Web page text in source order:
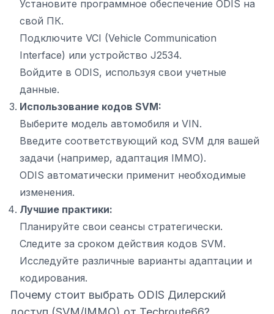
Установите программное обеспечение ODIS на
свой ПК.
Подключите VCI (Vehicle Communication
Interface) или устройство J2534.
Войдите в ODIS, используя свои учетные
данные.
Использование кодов SVM:
Выберите модель автомобиля и VIN.
Введите соответствующий код SVM для вашей
задачи (например, адаптация IMMO).
ODIS автоматически применит необходимые
изменения.
Лучшие практики:
Планируйте свои сеансы стратегически.
Следите за сроком действия кодов SVM.
Исследуйте различные варианты адаптации и
кодирования.
Почему стоит выбрать ODIS Дилерский